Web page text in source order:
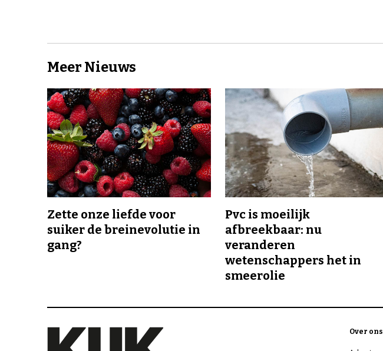
Meer Nieuws
Zette onze liefde voor
suiker de breinevolutie in
gang?
Pvc is moeilijk
afbreekbaar: nu
veranderen
wetenschappers het in
smeerolie
Over ons